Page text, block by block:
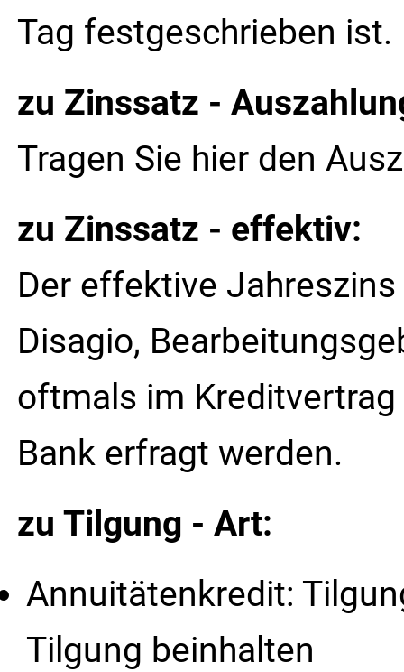
Tag festgeschrieben ist.
zu Zinssatz -
Tragen Sie hier den
zu Zinssatz - effektiv:
Der effektive
Disagio,
oftmals im
Bank erfragt werden.
zu Tilgung - Art:
Annuitätenkredit:
Tilgung beinhalten